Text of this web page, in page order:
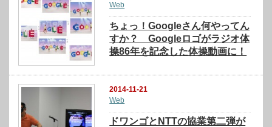
Web
ちょっ！Googleさん何やってん
すか？ Googleロゴがラジオ体
操86年を記念した体操動画に！
2014-11-21
Web
ドワンゴとNTTの協業第二弾が